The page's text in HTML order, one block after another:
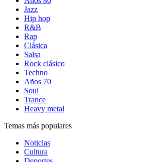
Jazz
Hip hop
R&B
Rap
Clásica
Salsa
Rock clásico
Techno
Años 70
Soul
Trance
Heavy metal
Temas más populares
Noticias
Cultura